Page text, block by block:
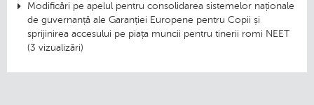
Modificări pe apelul pentru consolidarea sistemelor naționale
de guvernanță ale Garanției Europene pentru Copii și
sprijinirea accesului pe piața muncii pentru tinerii romi NEET
(3 vizualizări)